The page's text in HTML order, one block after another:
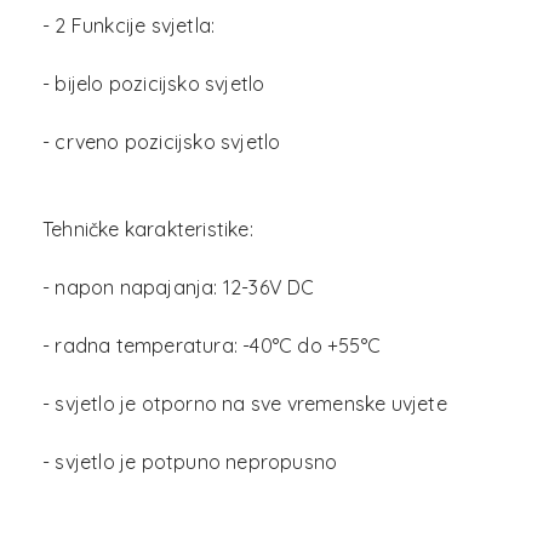
- 2 Funkcije svjetla:
- bijelo pozicijsko svjetlo
- crveno pozicijsko svjetlo
Tehničke karakteristike:
- napon napajanja: 12-36V DC
- radna temperatura: -40°C do +55°C
- svjetlo je otporno na sve vremenske uvjete